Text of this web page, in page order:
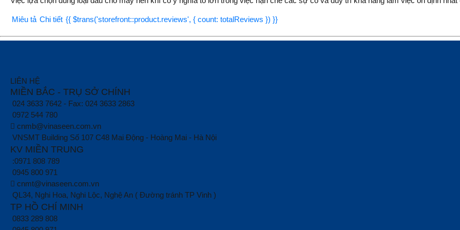
Miêu tả Chi tiết {{ $trans('storefront::product.reviews', { count: totalReviews }) }}
LIÊN HỆ
MIỀN BẮC - TRỤ SỞ CHÍNH
024 3633 7642 - Fax: 024 3633 2863
0972 544 780
cnmb@vinaseen.com.vn
VNSMT Building Số 107 C48 Mai Động - Hoàng Mai - Hà Nội
KV MIỀN TRUNG
:0971 808 789
0945 800 971
cnmt@vinaseen.com.vn
QL34, Nghi Hoa, Nghi Lộc, Nghệ An ( Đường tránh TP Vinh )
TP HỒ CHÍ MINH
0833 289 808